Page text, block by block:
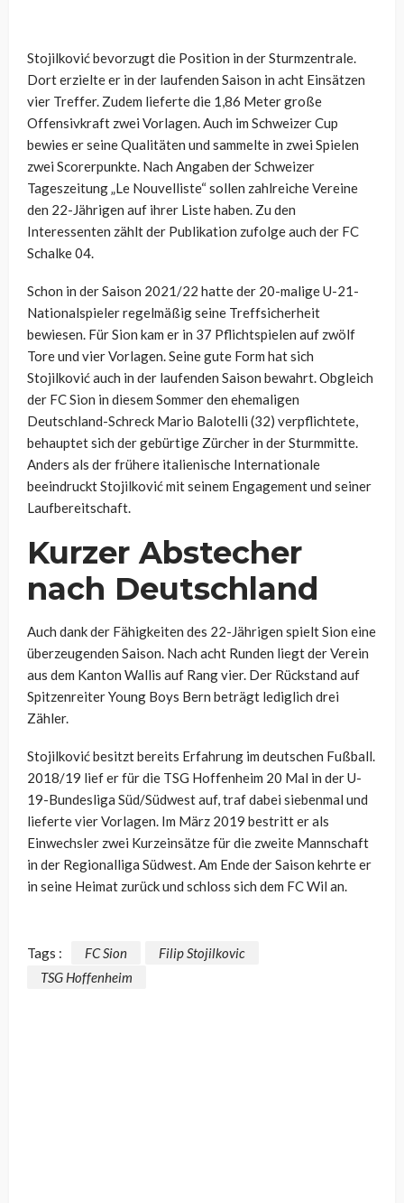
Stojilković bevorzugt die Position in der Sturmzentrale.
Dort erzielte er in der laufenden Saison in acht Einsätzen
vier Treffer. Zudem lieferte die 1,86 Meter große
Offensivkraft zwei Vorlagen. Auch im Schweizer Cup
bewies er seine Qualitäten und sammelte in zwei Spielen
zwei Scorerpunkte. Nach Angaben der Schweizer
Tageszeitung „Le Nouvelliste“ sollen zahlreiche Vereine
den 22-Jährigen auf ihrer Liste haben. Zu den
Interessenten zählt der Publikation zufolge auch der FC
Schalke 04.
Schon in der Saison 2021/22 hatte der 20-malige U-21-
Nationalspieler regelmäßig seine Treffsicherheit
bewiesen. Für Sion kam er in 37 Pflichtspielen auf zwölf
Tore und vier Vorlagen. Seine gute Form hat sich
Stojilković auch in der laufenden Saison bewahrt. Obgleich
der FC Sion in diesem Sommer den ehemaligen
Deutschland-Schreck Mario Balotelli (32) verpflichtete,
behauptet sich der gebürtige Zürcher in der Sturmmitte.
Anders als der frühere italienische Internationale
beeindruckt Stojilković mit seinem Engagement und seiner
Laufbereitschaft.
Kurzer Abstecher
nach Deutschland
Auch dank der Fähigkeiten des 22-Jährigen spielt Sion eine
überzeugenden Saison. Nach acht Runden liegt der Verein
aus dem Kanton Wallis auf Rang vier. Der Rückstand auf
Spitzenreiter Young Boys Bern beträgt lediglich drei
Zähler.
Stojilković besitzt bereits Erfahrung im deutschen Fußball.
2018/19 lief er für die TSG Hoffenheim 20 Mal in der U-
19-Bundesliga Süd/Südwest auf, traf dabei siebenmal und
lieferte vier Vorlagen. Im März 2019 bestritt er als
Einwechsler zwei Kurzeinsätze für die zweite Mannschaft
in der Regionalliga Südwest. Am Ende der Saison kehrte er
in seine Heimat zurück und schloss sich dem FC Wil an.
Tags : FC Sion
Filip Stojilkovic
TSG Hoffenheim